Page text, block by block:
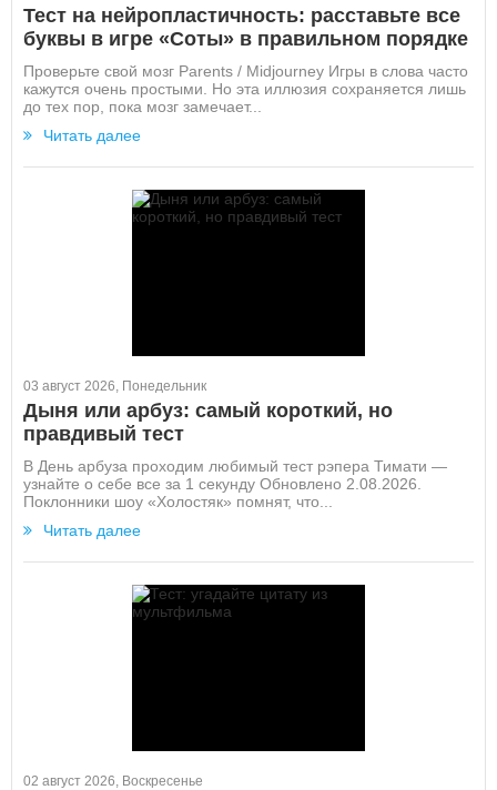
Тест на нейропластичность: расставьте все
буквы в игре «Соты» в правильном порядке
Проверьте свой мозг Parents / Midjourney Игры в слова часто
кажутся очень простыми. Но эта иллюзия сохраняется лишь
до тех пор, пока мозг замечает...
Читать далее
03 август 2026, Понедельник
Дыня или арбуз: самый короткий, но
правдивый тест
В День арбуза проходим любимый тест рэпера Тимати —
узнайте о себе все за 1 секунду Обновлено 2.08.2026.
Поклонники шоу «Холостяк» помнят, что...
Читать далее
02 август 2026, Воскресенье